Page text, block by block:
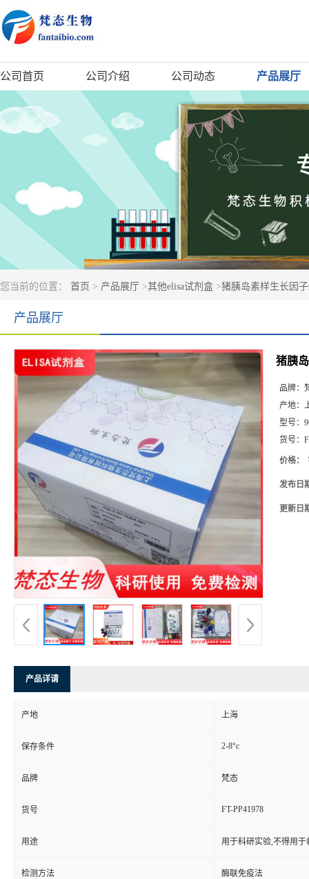
公司首页 公司介绍 公司动态 产品展厅
您当前的位置： 首页 > 产品展厅 >其他elisa试剂盒 >猪胰岛素样生长因
产品展厅
猪胰
品牌：
产地：
型号：
货号：
价格：
发布日
更新日
产品详请
产地 上海
保存条件 2-8°c
品牌 梵态
货号 FT-PP41978
用途 用于科研实验,不得用于
检测方法 酶联免疫法